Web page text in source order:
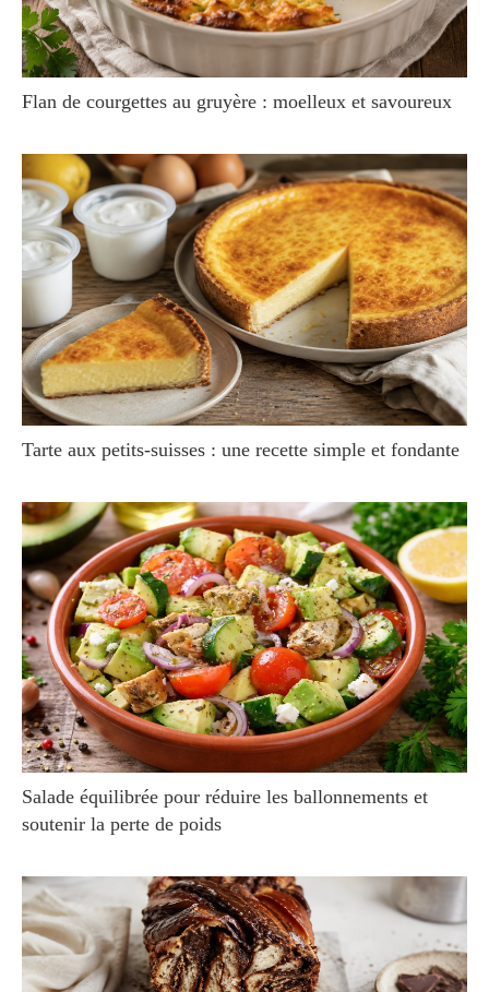
Flan de courgettes au gruyère : moelleux et savoureux
Tarte aux petits-suisses : une recette simple et fondante
Salade équilibrée pour réduire les ballonnements et
soutenir la perte de poids